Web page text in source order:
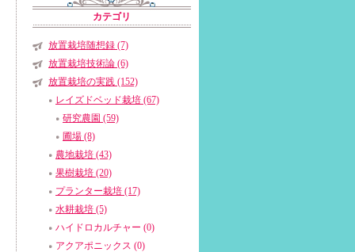
カテゴリ
放置栽培随想録 (7)
放置栽培技術論 (6)
放置栽培の実践 (152)
レイズドベッド栽培 (67)
研究農園 (59)
圃場 (8)
農地栽培 (43)
果樹栽培 (20)
プランター栽培 (17)
水耕栽培 (5)
ハイドロカルチャー (0)
アクアポニックス (0)